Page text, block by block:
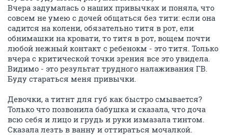
Вчера задумалась о наших привычках и поняла, что
совсем не умею с дочей общаться без тити: если она
садится на колени, обязательно титя в рот, ели
обнимашки на кровати, то титя в рот, вощем почти
любой нежный контакт с ребенокм - это титя. Только
вчера с критической точки зрения все это увидела.
Видимо - это результат трудного налаживания ГВ.
Буду стараться меня привычки.
Девочки, а титнт для губ как быстро смывается?
Только что позвонила бабушка и сказала, что доча
всю себя и лицо и грудь и руки измазала тинтом.
Сказала лезть в ванну и оттираться мочалкой.